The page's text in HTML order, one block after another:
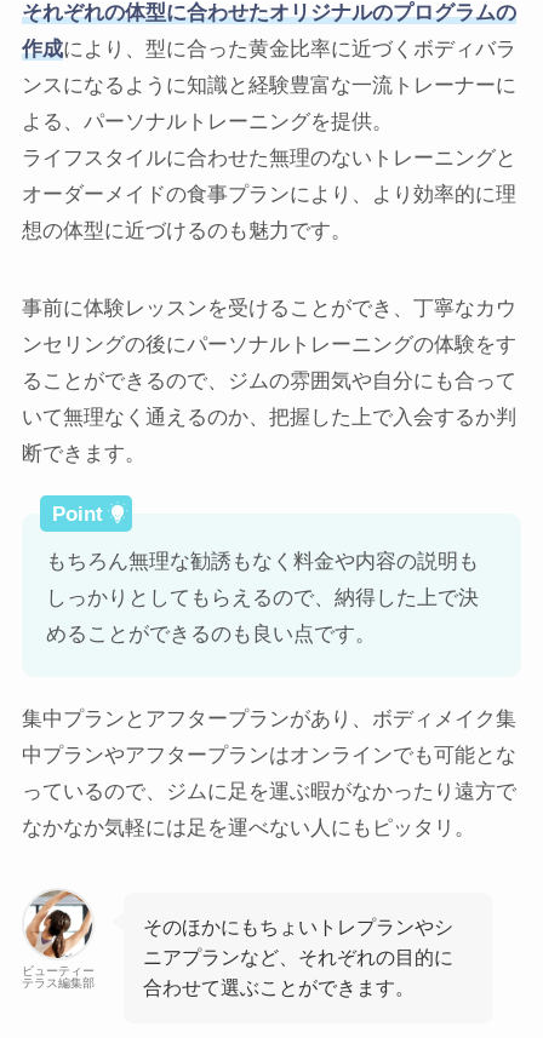
それぞれの体型に合わせたオリジナルのプログラムの
作成により、型に合った黄金比率に近づくボディバラ
ンスになるように知識と経験豊富な一流トレーナーに
よる、パーソナルトレーニングを提供。
ライフスタイルに合わせた無理のないトレーニングと
オーダーメイドの食事プランにより、より効率的に理
想の体型に近づけるのも魅力です。
事前に体験レッスンを受けることができ、丁寧なカウ
ンセリングの後にパーソナルトレーニングの体験をす
ることができるので、ジムの雰囲気や自分にも合って
いて無理なく通えるのか、把握した上で入会するか判
断できます。
もちろん無理な勧誘もなく料金や内容の説明も
しっかりとしてもらえるので、納得した上で決
めることができるのも良い点です。
集中プランとアフタープランがあり、ボディメイク集
中プランやアフタープランはオンラインでも可能とな
っているので、ジムに足を運ぶ暇がなかったり遠方で
なかなか気軽には足を運べない人にもピッタリ。
ビューティー
テラス編集部
そのほかにもちょいトレプランやシ
ニアプランなど、それぞれの目的に
合わせて選ぶことができます。